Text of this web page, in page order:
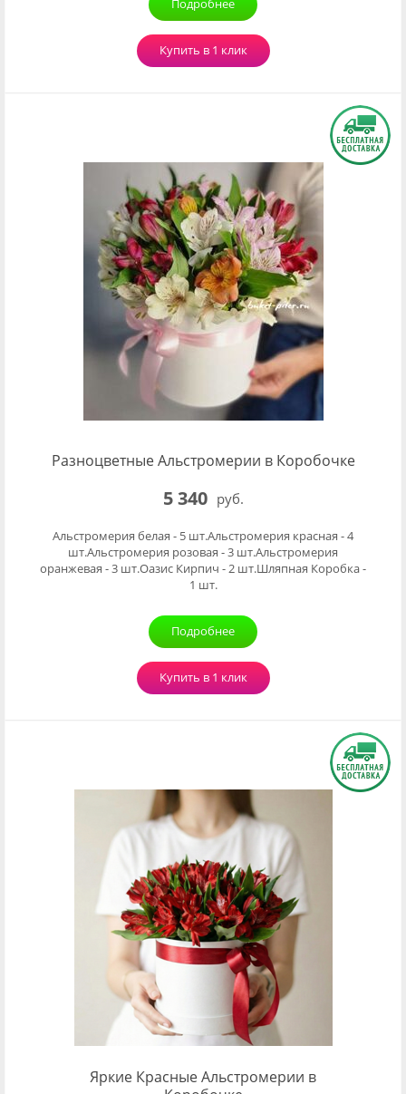
Подробнее
Купить в 1 клик
Разноцветные Альстромерии в Коробочке
5 340 руб.
Альстромерия белая - 5 шт.Альстромерия красная - 4
шт.Альстромерия розовая - 3 шт.Альстромерия
оранжевая - 3 шт.Оазис Кирпич - 2 шт.Шляпная Коробка -
1 шт.
Подробнее
Купить в 1 клик
Яркие Красные Альстромерии в